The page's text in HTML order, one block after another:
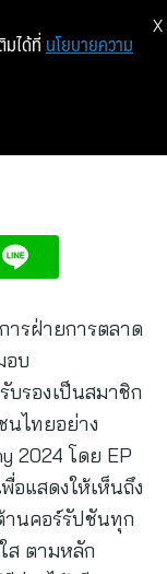
ร่วมต่อ
รฝ่ายการตลาด
อบ
รองเป็นสมาชิก
นไทยอย่าง
2024 โดย EP
อแสดงให้เห็นถึง
านคอร์รัปชันทุก
ส ตามหลัก
มได้ที่ นโยบายความ
X